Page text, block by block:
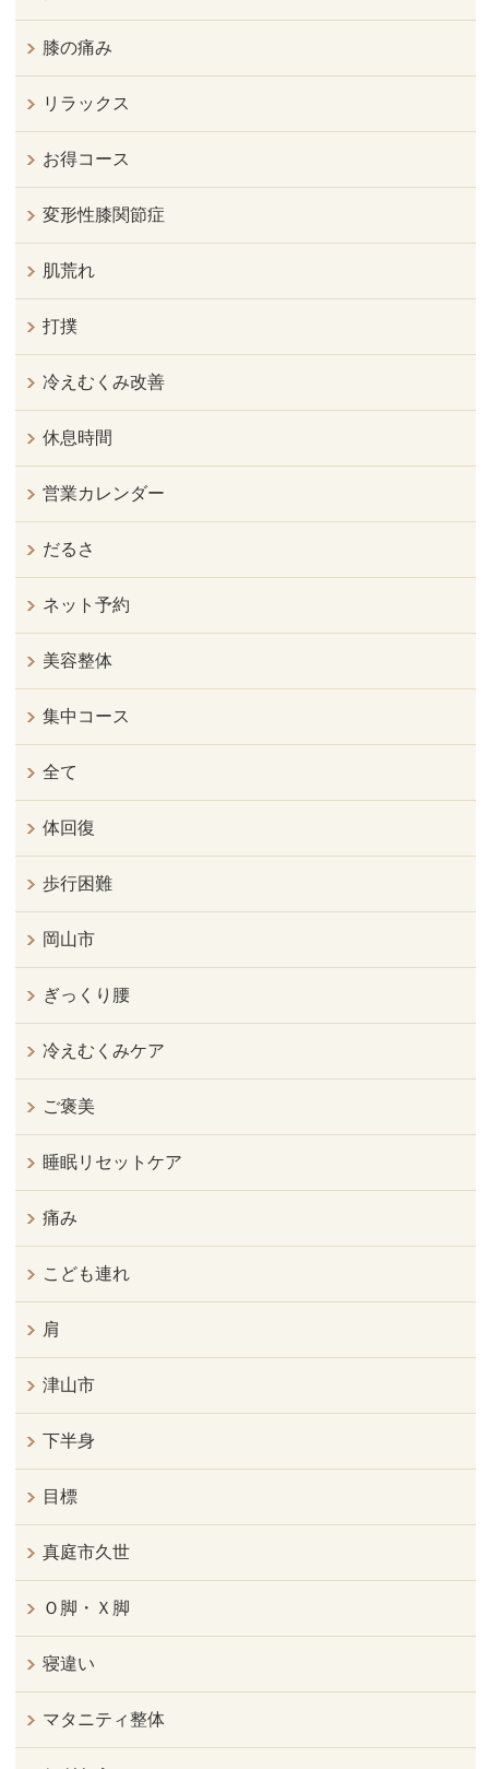
膝の痛み
リラックス
お得コース
変形性膝関節症
肌荒れ
打撲
冷えむくみ改善
休息時間
営業カレンダー
だるさ
ネット予約
美容整体
集中コース
全て
体回復
歩行困難
岡山市
ぎっくり腰
冷えむくみケア
ご褒美
睡眠リセットケア
痛み
こども連れ
肩
津山市
下半身
目標
真庭市久世
Ｏ脚・Ｘ脚
寝違い
マタニティ整体